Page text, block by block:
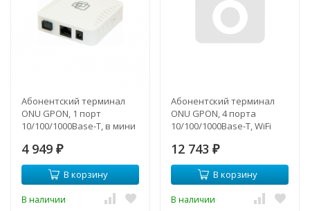
Абонентский терминал
ONU GPON, 1 порт
10/100/1000Base-T, в мини
4 949 ₽
В корзину
В наличии
Абонентский терминал
ONU GPON, 4 порта
10/100/1000Base-T, WiFi
12 743 ₽
В корзину
В наличии